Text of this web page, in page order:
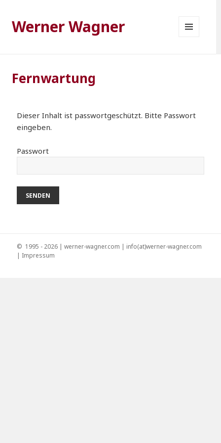
Werner Wagner
Fernwartung
Dieser Inhalt ist passwortgeschützt. Bitte Passwort
eingeben.
Passwort
© 1995 - 2026 |werner-wagner.com | info(at)werner-wagner.com
| Impressum